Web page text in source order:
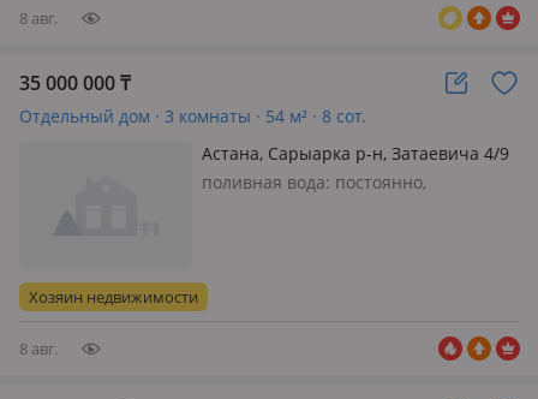
8 авг.
35 000 000₸
Отдельный дом · 3 комнаты · 54 м² · 8 сот.
Астана, Сарыарка р-н, Затаевича 4/9
поливная вода: постоянно,
участок с двумя домами — отличное
место для бизнеса или застройки!
Хозяин недвижимости
8 авг.